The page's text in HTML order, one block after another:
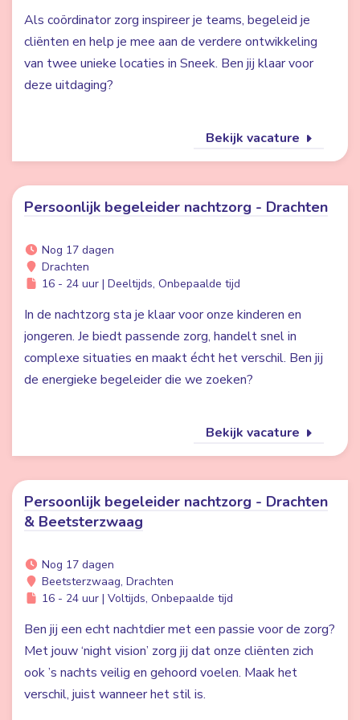
Als coördinator zorg inspireer je teams, begeleid je
cliënten en help je mee aan de verdere ontwikkeling
van twee unieke locaties in Sneek. Ben jij klaar voor
deze uitdaging?
Bekijk vacature
Persoonlijk begeleider nachtzorg - Drachten
Nog 17 dagen
Drachten
16 - 24 uur | Deeltijds, Onbepaalde tijd
In de nachtzorg sta je klaar voor onze kinderen en
jongeren. Je biedt passende zorg, handelt snel in
complexe situaties en maakt écht het verschil. Ben jij
de energieke begeleider die we zoeken?
Bekijk vacature
Persoonlijk begeleider nachtzorg - Drachten
& Beetsterzwaag
Nog 17 dagen
Beetsterzwaag, Drachten
16 - 24 uur | Voltijds, Onbepaalde tijd
Ben jij een echt nachtdier met een passie voor de zorg?
Met jouw ‘night vision’ zorg jij dat onze cliënten zich
ook ’s nachts veilig en gehoord voelen. Maak het
verschil, juist wanneer het stil is.